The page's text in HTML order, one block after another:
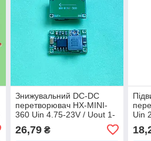
Знижувальний DC-DC
перетворювач HX-MINI-
360 Uin 4.75-23V / Uout 1-
26,79₴
Uin